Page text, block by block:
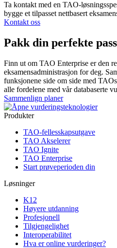
Ta kontakt med en TAO-
bygge et tilpasset nettbasert
Kontakt oss
Pakk din perfekte
Finn ut om TAO Enterprise er den
eksamensadministrasjon for deg.
funksjonene side om side med
alle fordelene med vår databaserte
Sammenlign planer
Produkter
TAO-fellesskapsutgave
TAO Akselerer
TAO Ignite
TAO Enterprise
Start prøveperioden din
Løsninger
K12
Høyere utdanning
Profesjonell
Tilgjengelighet
Interoperabilitet
Hva er online vurderinger?